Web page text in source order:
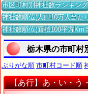
市区町村別神社数ランキング
神社数順位(人口10万人当た
神社数順位(面積100平方Km
栃木県の市町村
ぶりがな順 市町村コード順
【あ行】あ・い・う